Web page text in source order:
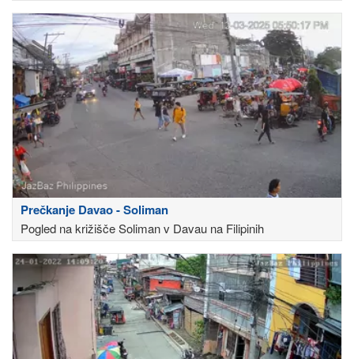
Prečkanje Davao - Soliman
Pogled na križišče Soliman v Davau na Filipinih